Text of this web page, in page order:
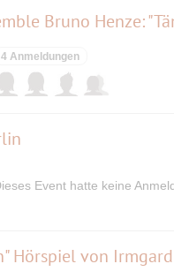
Bruno Henze:
4 Anmeldungen
Event hatte keine
Hörspiel von